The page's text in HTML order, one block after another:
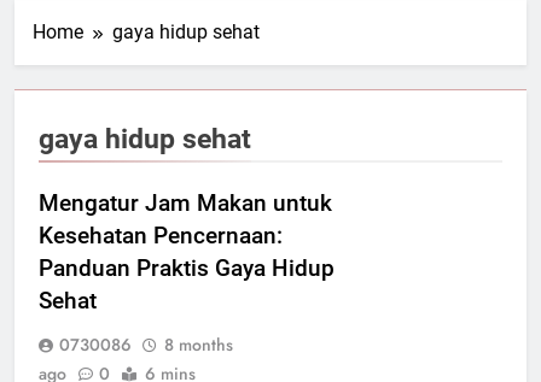
Home gaya hidup sehat
gaya hidup sehat
Mengatur Jam Makan untuk
Kesehatan Pencernaan:
Panduan Praktis Gaya Hidup
Sehat
0730086
8 months
ago
0 6 mins